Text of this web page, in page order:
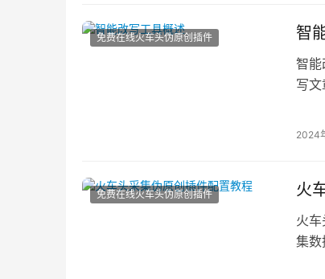
免费在线火车头伪原创插件 智
智能
写
2024
免费在线火车头伪原创插件 火
火
集数